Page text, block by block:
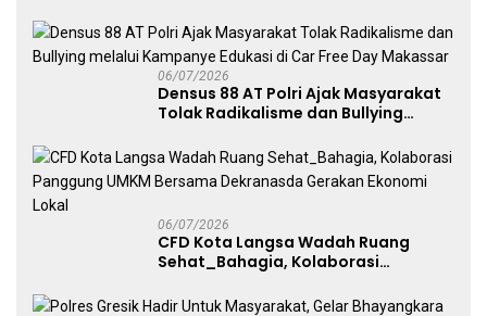
06/07/2026
Densus 88 AT Polri Ajak Masyarakat
Tolak Radikalisme dan Bullying
Free Day Makassar
06/07/2026
CFD Kota Langsa Wadah Ruang
Sehat_Bahagia, Kolaborasi
Dekranasda Gerakan Ekonomi Lokal